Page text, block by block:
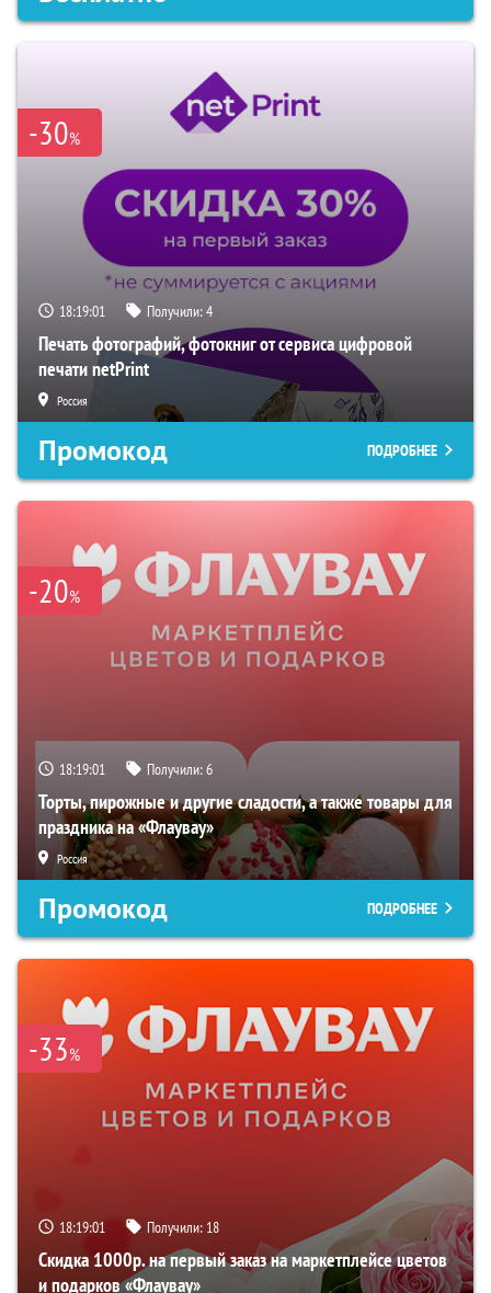
-30%
18:19:00 Получили:4
Печать фотографий, фотокниг от сервиса цифровой
печати netPrint
Россия
Промокод ПОДРОБНЕЕ
-20%
18:19:00 Получили:6
Торты, пирожные и другие сладости, а также товары для
праздника на «Флаувау»
Россия
Промокод ПОДРОБНЕЕ
-33%
18:19:00 Получили: 18
Скидка 1000р. на первый заказ на маркетплейсе цветов
и подарков «Флаувау»